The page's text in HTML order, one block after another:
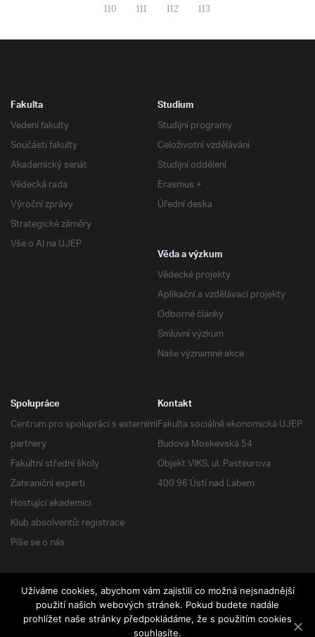
110
111 112 113
Fakulta
Vedení fakulty
Součásti fakulty
Akademický senát
Vědecká rada
Výroční zprávy
Strategické záměry
Vše o AI na UJEP
Studium
Studijní programy
Celoživotní vzdělávání
Studijní oddělení
Erasmus +
Úřední deska
Věda a výzkum
Vědecké projekty
Aplikační a vzdělávací projekty
Odborné články
Smluvní výzkum
Naše významné akce
Spolupráce
Centrum pro spolupráci s externími
partnery
Fakultní střední školy
Zahraniční experti
Hostující akademici
Klub absolventů: registrace
Píše se o nás
Kontakt
Fakulta sociálně ekonomická UJEP
Budova Moskevská 54
Objekt VIKS, ul. Pasteurova
400 96 Ústí nad Labem
| Všechna práva vyhrazena
Užíváme cookies, abychom vám zajistili co možná nejsnadnější
použití našich webových stránek. Pokud budete nadále
prohlížet naše stránky předpokládáme, že s použitím cookies
souhlasíte.